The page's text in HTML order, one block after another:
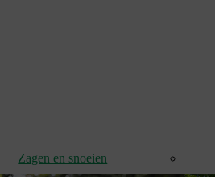
Zagen en snoeien